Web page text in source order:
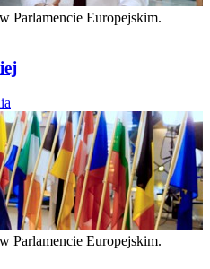
Parlamencie Europejskim.
Parlamencie Europejskim.